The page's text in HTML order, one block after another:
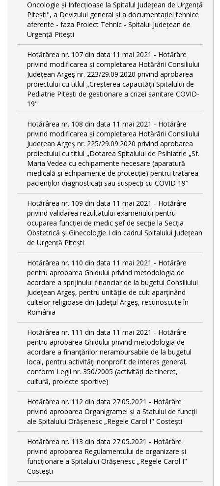
Oncologie și Infecțioase la Spitalul Județean de Urgență
Pitești", a Devizului general și a documentației tehnice
aferente - faza Proiect Tehnic - Spitalul Județean de
Urgență Pitești
Hotărârea nr. 107 din data 11 mai 2021 - Hotărâre
privind modificarea și completarea Hotărârii Consiliului
Județean Argeș nr. 223/29.09.2020 privind aprobarea
proiectului cu titlul „Creșterea capacității Spitalului de
Pediatrie Pitești de gestionare a crizei sanitare COVID-
19"
Hotărârea nr. 108 din data 11 mai 2021 - Hotărâre
privind modificarea și completarea Hotărârii Consiliului
Județean Argeș nr. 225/29.09.2020 privind aprobarea
proiectului cu titlul „Dotarea Spitalului de Psihiatrie „Sf.
Maria Vedea cu echipamente necesare (aparatură
medicală și echipamente de protecție) pentru tratarea
pacienților diagnosticați sau suspecți cu COVID 19"
Hotărârea nr. 109 din data 11 mai 2021 - Hotărâre
privind validarea rezultatului examenului pentru
ocuparea funcției de medic șef de secție la Secția
Obstetrică și Ginecologie I din cadrul Spitalului Județean
de Urgență Pitești
Hotărârea nr. 110 din data 11 mai 2021 - Hotărâre
pentru aprobarea Ghidului privind metodologia de
acordare a sprijinului financiar de la bugetul Consiliului
Judeţean Argeş, pentru unităţile de cult aparţinând
cultelor religioase din Judeţul Argeş, recunoscute în
România
Hotărârea nr. 111 din data 11 mai 2021 - Hotărâre
pentru aprobarea Ghidului privind metodologia de
acordare a finanţărilor nerambursabile de la bugetul
local, pentru activităţi nonprofit de interes general,
conform Legii nr. 350/2005 (activități de tineret,
cultură, proiecte sportive)
Hotărârea nr. 112 din data 27.05.2021 - Hotărâre
privind aprobarea Organigramei și a Statului de funcţii
ale Spitalului Orășenesc „Regele Carol I" Costești
Hotărârea nr. 113 din data 27.05.2021 - Hotărâre
privind aprobarea Regulamentului de organizare și
funcționare a Spitalului Orășenesc „Regele Carol I"
Costești